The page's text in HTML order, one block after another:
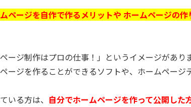
ページを自作で作るメリットや ホームページの
ージ制作はプロの仕事！」というイメージがあり
ージを作ることができるソフトや、ホームページ
いる方は、 自分でホームページを作って公開した